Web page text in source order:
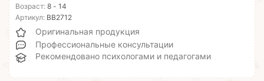
Возраст: 8 - 14
Артикул: ВВ2712
Оригинальная продукция
Профессиональные консультации
Рекомендовано психологами и педагогами